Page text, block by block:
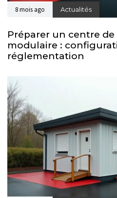
8 mois ago Actualités
Préparer un centre
modulaire :
réglementation